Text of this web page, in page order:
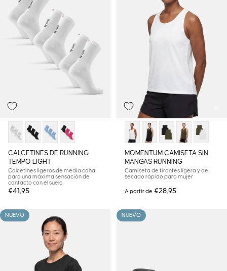
CALCETINES DE RUNNING
TEMPO LIGHT
Calcetines ligeros de media caña
para una máxima sensación de
contacto con el suelo
€41,95
MOMENTUM CAMISETA SIN
MANGAS RUNNING
Camiseta de tirantes ligera y de
secado rápido para mujer
A partir de €28,95
NUEVO NUEVO